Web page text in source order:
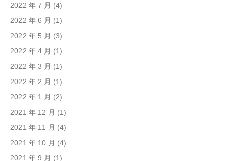
2022 年 7 月 (4)
2022 年 6 月 (1)
2022 年 5 月 (3)
2022 年 4 月 (1)
2022 年 3 月 (1)
2022 年 2 月 (1)
2022 年 1 月 (2)
2021 年 12 月 (1)
2021 年 11 月 (4)
2021 年 10 月 (4)
2021 年 9 月 (1)